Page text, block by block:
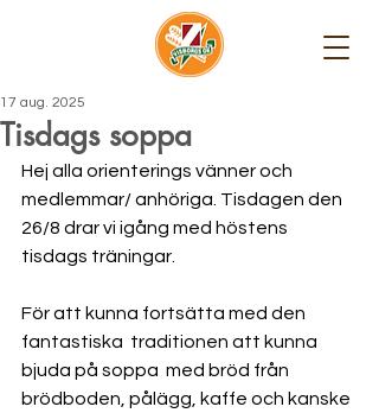
Tisdags soppa
17 aug. 2025
Hej alla orienterings vänner och
medlemmar/ anhöriga. Tisdagen den
26/8 drar vi igång med höstens
tisdags träningar.
För att kunna fortsätta med den
fantastiska  traditionen att kunna
bjuda på soppa  med bröd från
brödboden, pålägg, kaffe och kanske